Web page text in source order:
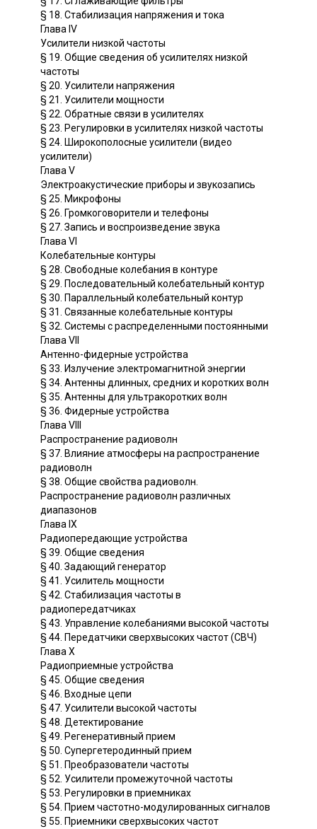
§ 18. Стабилизация напряжения и тока
Глава IV
Усилители низкой частоты
§ 19. Общие сведения об усилителях низкой
частоты
§ 20. Усилители напряжения
§ 21. Усилители мощности
§ 22. Обратные связи в усилителях
§ 23. Регулировки в усилителях низкой частоты
§ 24. Широкополосные усилители (видео
усилители)
Глава V
Электроакустические приборы и звукозапись
§ 25. Микрофоны
§ 26. Громкоговорители и телефоны
§ 27. Запись и воспроизведение звука
Глава VI
Колебательные контуры
§ 28. Свободные колебания в контуре
§ 29. Последовательный колебательный контур
§ 30. Параллельный колебательный контур
§ 31. Связанные колебательные контуры
§ 32. Системы с распределенными постоянными
Глава VII
Антенно-фидерные устройства
§ 33. Излучение электромагнитной энергии
§ 34. Антенны длинных, средних и коротких волн
§ 35. Антенны для ультракоротких волн
§ 36. Фидерные устройства
Глава VIII
Распространение радиоволн
§ 37. Влияние атмосферы на распространение
радиоволн
§ 38. Общие свойства радиоволн.
Распространение радиоволн различных
диапазонов
Глава IX
Радиопередающие устройства
§ 39. Общие сведения
§ 40. Задающий генератор
§ 41. Усилитель мощности
§ 42. Стабилизация частоты в
радиопередатчиках
§ 43. Управление колебаниями высокой частоты
§ 44. Передатчики сверхвысоких частот (СВЧ)
Глава X
Радиоприемные устройства
§ 45. Общие сведения
§ 46. Входные цепи
§ 47. Усилители высокой частоты
§ 48. Детектирование
§ 49. Регенеративный прием
§ 50. Супергетеродинный прием
§ 51. Преобразователи частоты
§ 52. Усилители промежуточной частоты
§ 53. Регулировки в приемниках
§ 54. Прием частотно-модулированных сигналов
§ 55. Приемники сверхвысоких частот